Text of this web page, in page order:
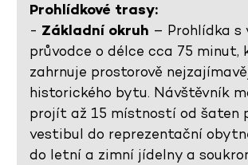
Prohlídkové trasy:
- Základní okruh – Prohlídka s
průvodce o délce cca 75 minut,
zahrnuje prostorově
historického bytu. Návštěvník
projít až 15 místností od šaten
vestibul do reprezentační
do letní a zimní jídelny a